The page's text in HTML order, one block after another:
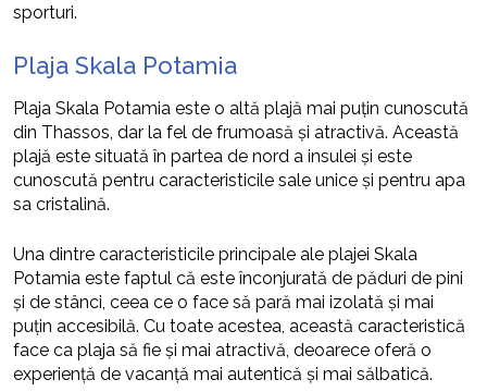
sporturi.
Plaja Skala Potamia
Plaja Skala Potamia este o altă plajă mai puțin cunoscută
din Thassos, dar la fel de frumoasă și atractivă. Această
plajă este situată în partea de nord a insulei și este
cunoscută pentru caracteristicile sale unice și pentru apa
sa cristalină.
Una dintre caracteristicile principale ale plajei Skala
Potamia este faptul că este înconjurată de păduri de pini
și de stânci, ceea ce o face să pară mai izolată și mai
puțin accesibilă. Cu toate acestea, această caracteristică
face ca plaja să fie și mai atractivă, deoarece oferă o
experiență de vacanță mai autentică și mai sălbatică.